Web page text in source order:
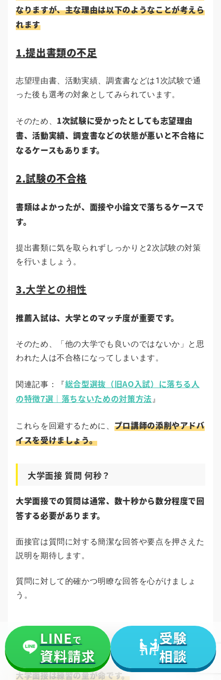
LINEで
資料請求
受験
相談
なりますが、主な理由は以下のようなことが考えら
れます
1.提出書類の不足
志望理由書、活動実績、調査書などは1次試験で通
った後も選考の対象としてみられています。
そのため、 1次試験に受かったとしても志望理由
書、活動実績、調査書などの状態が悪いと不合格に
なるケースもあります。
2.試験の不合格
書類はよかったが、面接や小論文で落ちるケースで
す。
提出書類に気を取られずしっかりと2次試験の対策
を行いましょう。
3.大学との相性
推薦入試は、大学とのマッチ度が重要です。
そのため、「他の大学でも良いのではないか」と思
われた人は不合格になってしまいます。
関連記事：『総合型選抜（旧AO入試）に落ちる人
の特徴7選｜落ちないための対策方法』
これらを回避するために、 プロ講師の添削やアドバ
イスを受けましょう。
大学面接 質問 何秒？
大学面接での質問は通常、数十秒から数分程度で回
答する必要があります。
面接官は質問に対する簡潔な回答や要点を押さえた
説明を期待します。
質問に対して的確かつ明瞭な回答を心がけましょ
う。
大学受験の面接に失敗しないために
大学面接は練習の量が命です。